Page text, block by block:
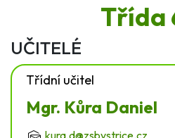
Třída
UČITELÉ
Třídní učitel
Mgr. Kůra Daniel
kura.d@zsbystrice.cz